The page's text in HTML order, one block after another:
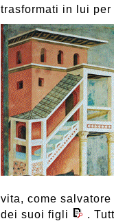
trasformati in lui per
vita, come
dei suoi figli
.